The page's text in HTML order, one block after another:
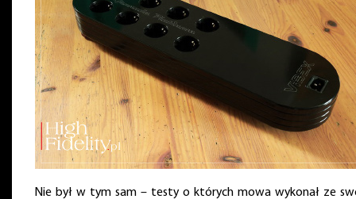
Nie był w tym sam – testy o których mowa wykonał ze